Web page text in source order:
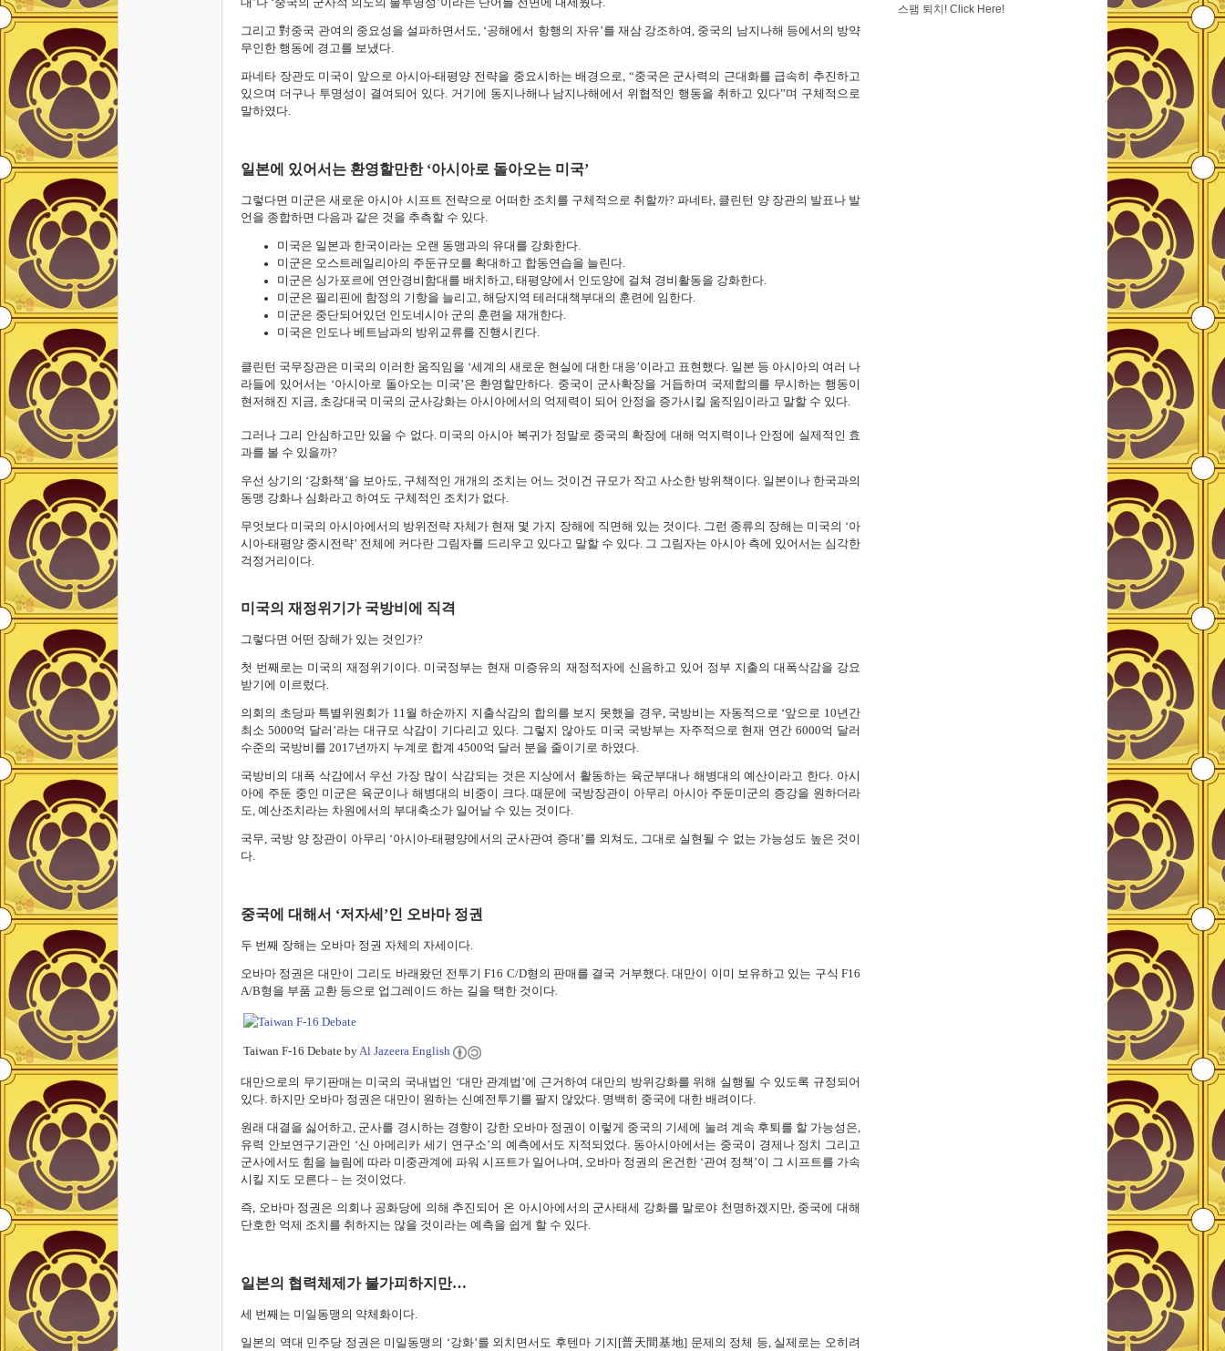
그리고 對중국 관여의 중요성을 설파하면서도, ‘공해에서 항행의 자유’를 재삼 강조하여, 중국의 남지나해 등에서의 방약
무인한 행동에 경고를 보냈다.
파네타 장관도 미국이 앞으로 아시아-태평양 전략을 중요시하는 배경으로, “중국은 군사력의 근대화를 급속히 추진하고
있으며 더구나 투명성이 결여되어 있다. 거기에 동지나해나 남지나해에서 위협적인 행동을 취하고 있다”며 구체적으로
말하였다.
일본에 있어서는 환영할만한 ‘아시아로 돌아오는 미국’
그렇다면 미군은 새로운 아시아 시프트 전략으로 어떠한 조치를 구체적으로 취할까? 파네타, 클린턴 양 장관의 발표나 발
언을 종합하면 다음과 같은 것을 추측할 수 있다.
미국은 일본과 한국이라는 오랜 동맹과의 유대를 강화한다.
미군은 오스트레일리아의 주둔규모를 확대하고 합동연습을 늘린다.
미군은 싱가포르에 연안경비함대를 배치하고, 태평양에서 인도양에 걸쳐 경비활동을 강화한다.
미군은 필리핀에 함정의 기항을 늘리고, 해당지역 테러대책부대의 훈련에 임한다.
미군은 중단되어있던 인도네시아 군의 훈련을 재개한다.
미국은 인도나 베트남과의 방위교류를 진행시킨다.
클린턴 국무장관은 미국의 이러한 움직임을 ‘세계의 새로운 현실에 대한 대응’이라고 표현했다. 일본 등 아시아의 여러 나
라들에 있어서는 ‘아시아로 돌아오는 미국’은 환영할만하다. 중국이 군사확장을 거듭하며 국제합의를 무시하는 행동이
현저해진 지금, 초강대국 미국의 군사강화는 아시아에서의 억제력이 되어 안정을 증가시킬 움직임이라고 말할 수 있다.
그러나 그리 안심하고만 있을 수 없다. 미국의 아시아 복귀가 정말로 중국의 확장에 대해 억지력이나 안정에 실제적인 효
과를 볼 수 있을까?
우선 상기의 ‘강화책’을 보아도, 구체적인 개개의 조치는 어느 것이건 규모가 작고 사소한 방위책이다. 일본이나 한국과의
동맹 강화나 심화라고 하여도 구체적인 조치가 없다.
무엇보다 미국의 아시아에서의 방위전략 자체가 현재 몇 가지 장해에 직면해 있는 것이다. 그런 종류의 장해는 미국의 ‘아
시아-태평양 중시전략’ 전체에 커다란 그림자를 드리우고 있다고 말할 수 있다. 그 그림자는 아시아 측에 있어서는 심각한
걱정거리이다.
미국의 재정위기가 국방비에 직격
그렇다면 어떤 장해가 있는 것인가?
첫 번째로는 미국의 재정위기이다. 미국정부는 현재 미증유의 재정적자에 신음하고 있어 정부 지출의 대폭삭감을 강요
받기에 이르렀다.
의회의 초당파 특별위원회가 11월 하순까지 지출삭감의 합의를 보지 못했을 경우, 국방비는 자동적으로 ‘앞으로 10년간
최소 5000억 달러’라는 대규모 삭감이 기다리고 있다. 그렇지 않아도 미국 국방부는 자주적으로 현재 연간 6000억 달러
수준의 국방비를 2017년까지 누계로 합계 4500억 달러 분을 줄이기로 하였다.
국방비의 대폭 삭감에서 우선 가장 많이 삭감되는 것은 지상에서 활동하는 육군부대나 해병대의 예산이라고 한다. 아시
아에 주둔 중인 미군은 육군이나 해병대의 비중이 크다. 때문에 국방장관이 아무리 아시아 주둔미군의 증강을 원하더라
도, 예산조치라는 차원에서의 부대축소가 일어날 수 있는 것이다.
국무, 국방 양 장관이 아무리 ‘아시아-태평양에서의 군사관여 증대’를 외쳐도, 그대로 실현될 수 없는 가능성도 높은 것이
다.
중국에 대해서 ‘저자세’인 오바마 정권
두 번째 장해는 오바마 정권 자체의 자세이다.
오바마 정권은 대만이 그리도 바래왔던 전투기 F16 C/D형의 판매를 결국 거부했다. 대만이 이미 보유하고 있는 구식 F16
A/B형을 부품 교환 등으로 업그레이드 하는 길을 택한 것이다.
Taiwan F-16 Debate byAl Jazeera English
대만으로의 무기판매는 미국의 국내법인 ‘대만 관계법’에 근거하여 대만의 방위강화를 위해 실행될 수 있도록 규정되어
있다. 하지만 오바마 정권은 대만이 원하는 신예전투기를 팔지 않았다. 명백히 중국에 대한 배려이다.
원래 대결을 싫어하고, 군사를 경시하는 경향이 강한 오바마 정권이 이렇게 중국의 기세에 눌려 계속 후퇴를 할 가능성은,
유력 안보연구기관인 ‘신 아메리카 세기 연구소’의 예측에서도 지적되었다. 동아시아에서는 중국이 경제나 정치 그리고
군사에서도 힘을 늘림에 따라 미중관계에 파워 시프트가 일어나며, 오바마 정권의 온건한 ‘관여 정책’이 그 시프트를 가속
시킬 지도 모른다 – 는 것이었다.
즉, 오바마 정권은 의회나 공화당에 의해 추진되어 온 아시아에서의 군사태세 강화를 말로야 천명하겠지만, 중국에 대해
단호한 억제 조치를 취하지는 않을 것이라는 예측을 쉽게 할 수 있다.
일본의 협력체제가 불가피하지만…
세 번째는 미일동맹의 약체화이다.
일본의 역대 민주당 정권은 미일동맹의 ‘강화’를 외치면서도 후텐마 기지[普天間基地] 문제의 정체 등, 실제로는 오히려
스팸 퇴치! Click Here!